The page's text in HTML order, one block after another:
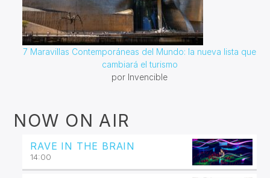
7 Maravillas Contemporáneas del Mundo: la nueva lista que
cambiará el turismo
por Invencible
NOW ON AIR
RAVE IN THE BRAIN
14:00